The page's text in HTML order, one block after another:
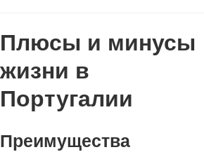
Плюсы и минусы
жизни в
Португалии
Преимущества